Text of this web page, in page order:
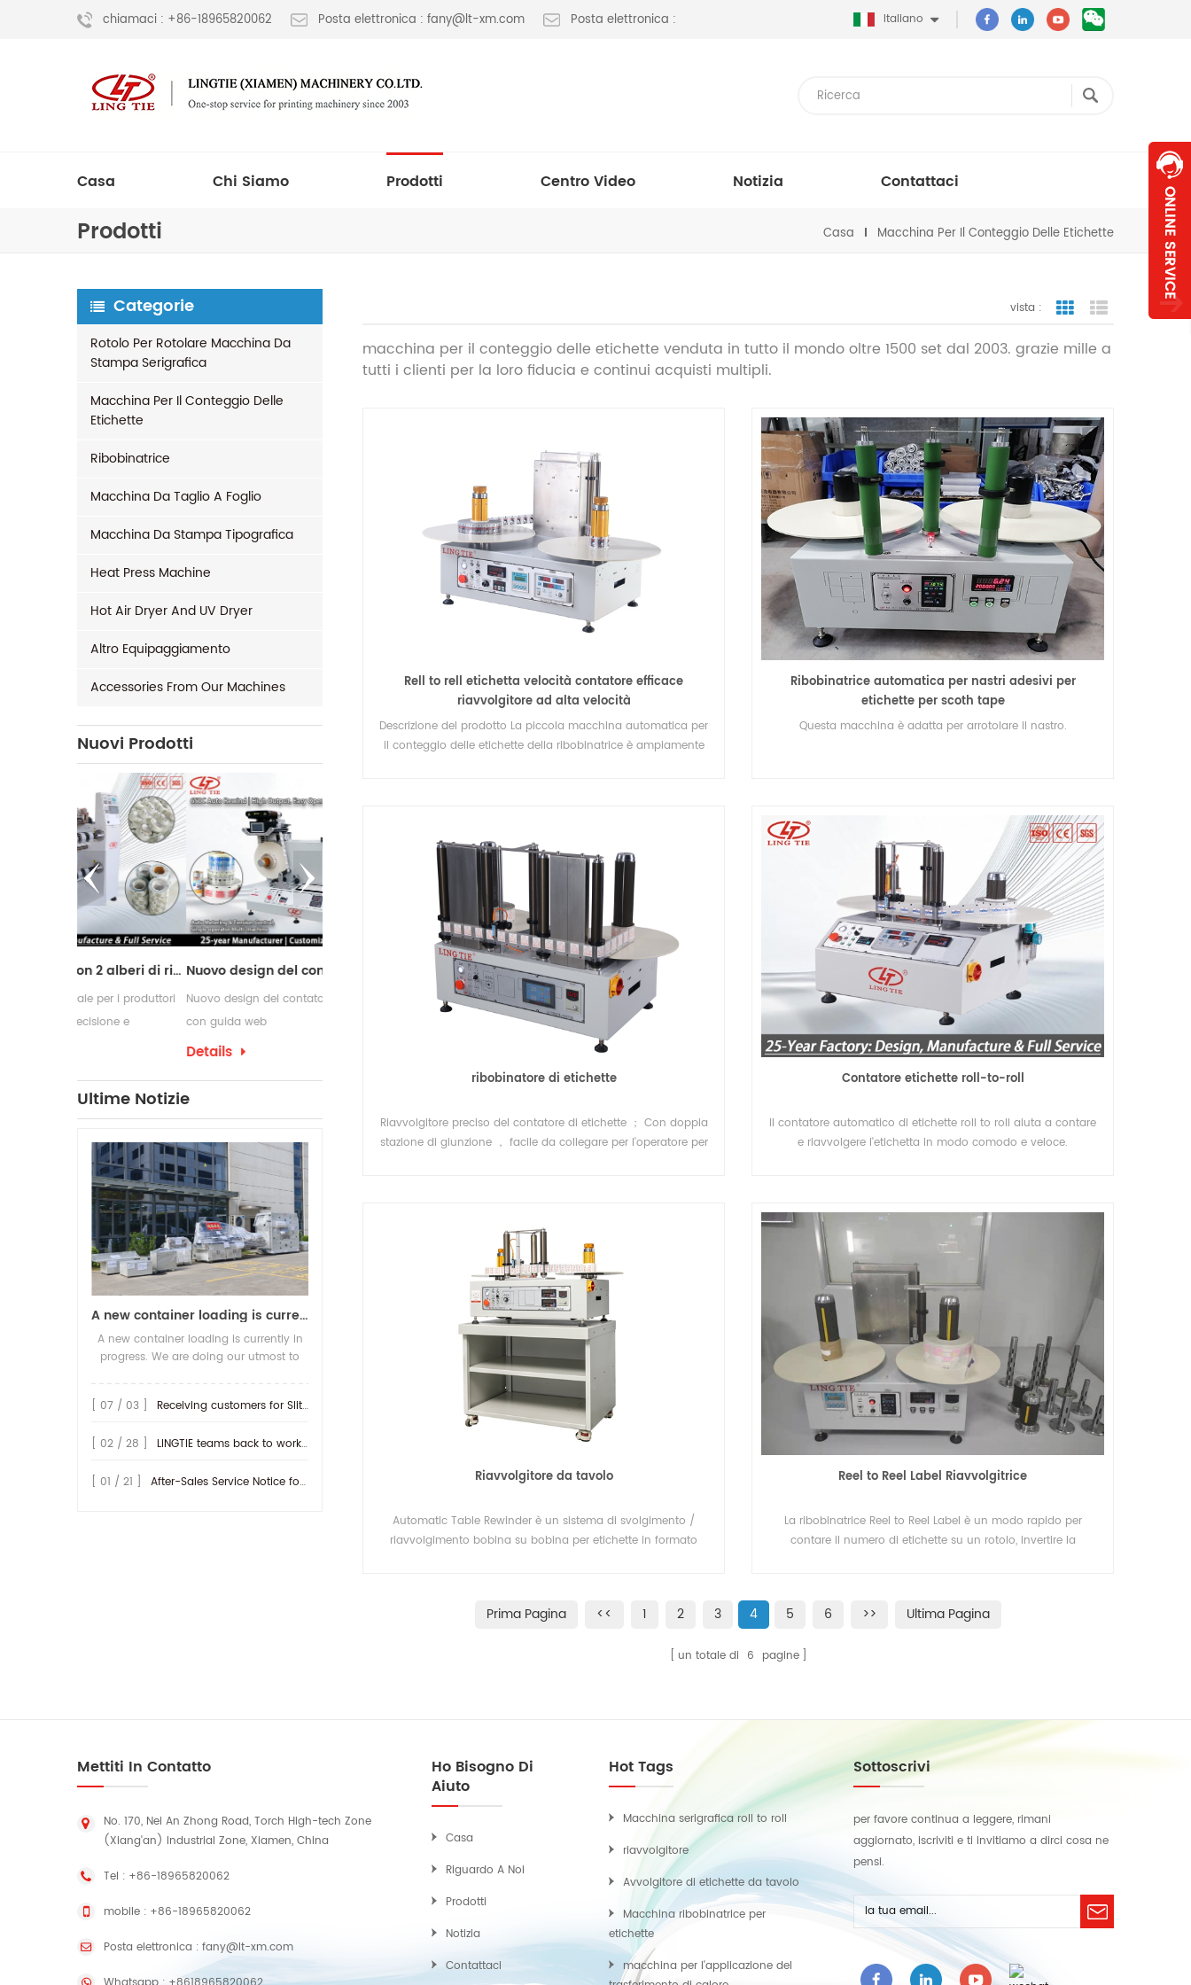
chiamaci : +86-18965820062 Posta elettronica : fany@lt-xm.com Posta elettronica : Italiano
Casa Chi Siamo Prodotti Centro Video Notizia Contattaci
Prodotti Casa Macchina Per Il Conteggio Delle Etichette
Categorie
Rotolo Per Rotolare Macchina Da
Stampa Serigrafica
Macchina Per Il Conteggio Delle
Etichette
Ribobinatrice
Macchina Da Taglio A Foglio
Macchina Da Stampa Tipografica
Heat Press Machine
Hot Air Dryer And UV Dryer
Altro Equipaggiamento
Accessories From Our Machines
Nuovi Prodotti
Nuovo design del contatore delle etichette con guida web
Nuovo design del contatore delle etichette
con guida web
ribobinatore ad eliminazione elettrostatica
Le macchine riavvolgitrici per etichette sono
comunemente utilizzate nei settori che
confezionamento efficienti. Alcune industrie
per etichette a supporto della loro
produzione.
Macchina da stampa UV roll to roll
La macchina serigrafica automatica roll to
roll comprende principalmente un
alimentatore, una stazione di serigrafia e un
essiccatore ad aria calda. L'essiccatore UV e
Per la stampa di etichette a trasferimento
termico, è possibile aggiungere una
Details
Questa ribobinatrice è ideale per i produttori
che cercano efficienza, precisione e
automazione nei loro processi di conversione
Details
Ultime Notizie
A new container loading is currently in progress.
A new container loading is currently in
progress. We are doing our utmost to
earliest possible time.
[ 07 / 03 ] Receiving customers for Slitting machine with differential Slip Shaft
[ 02 / 28 ] LINGTIE teams back to work at Feb.25th.
[ 01 / 21 ] After-Sales Service Notice for Turkey Region
vista : vista a griglia
macchina per il conteggio delle etichette venduta in tutto il mondo oltre 1500 set dal 2003. grazie mille a
tutti i clienti per la loro fiducia e continui acquisti multipli.
Rell to rell etichetta velocità contatore efficace
riavvolgitore ad alta velocità
Descrizione del prodotto La piccola macchina automatica per
il conteggio delle etichette della ribobinatrice è ampiamente
*Contapezzo、*Guida web *Spazzola eliminazione statica
*Motori doppi *Stazione di giunzione * Albero intercambiabile
* Tensione semiautomatica/Tensione completamente
automatica * Velocità uniforme * La lunghezza e la
dimensione dell'albero possono essere personalizzate Albero
per opzione Specifica Imballaggio&Consegna Esposizione
Profilo Aziendale
Ribobinatrice automatica per nastri adesivi per
etichette per scoth tape
Questa macchina è adatta per arrotolare il nastro.
ribobinatore di etichette
Riavvolgitore preciso del contatore di etichette ； Con doppia
stazione di giunzione ， facile da collegare per l'operatore per
Contatore etichette roll-to-roll
Il contatore automatico di etichette roll to roll aiuta a contare
e riavvolgere l'etichetta in modo comodo e veloce.
Riavvolgitore da tavolo
Automatic Table Rewinder è un sistema di svolgimento /
riavvolgimento bobina su bobina per etichette in formato
etichette in un processo offline autonomo.
Reel to Reel Label Riavvolgitrice
La ribobinatrice Reel to Reel Label è un modo rapido per
contare il numero di etichette su un rotolo, invertire la
Prima Pagina << 1 2 3 4 5 6 >> Ultima Pagina
un totale di 6 pagine
Mettiti In Contatto
No. 170, Nei An Zhong Road, Torch High-tech Zone
(Xiang'an) Industrial Zone, Xiamen, China
Tel : +86-18965820062
mobile : +86-18965820062
Posta elettronica : fany@lt-xm.com
Ho Bisogno Di
Aiuto
Casa
Riguardo A Noi
Prodotti
Notizia
Contattaci
Hot Tags
Macchina serigrafica roll to roll
riavvolgitore
Avvolgitore di etichette da tavolo
Macchina ribobinatrice per
etichette
macchina per l'applicazione del
Sottoscrivi
per favore continua a leggere, rimani
aggiornato, iscriviti e ti invitiamo a dirci cosa ne
pensi.